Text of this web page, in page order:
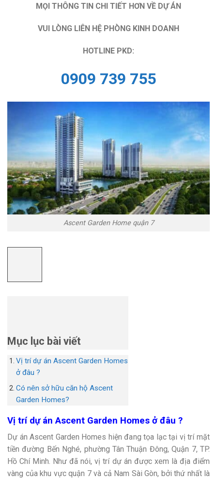
MỌI THÔNG TIN CHI TIẾT HƠN VỀ DỰ ÁN
VUI LÒNG LIÊN HỆ PHÒNG KINH DOANH
HOTLINE PKD:
0909 739 755
Ascent Garden Home quận 7
Mục lục bài viết
Vị trí dự án Ascent Garden Homes
ở đâu ?
Có nên sở hữu căn hộ Ascent
Garden Homes?
Vị trí dự án Ascent Garden Homes ở đâu ?
Dự án Ascent Garden Homes hiện đang tọa lạc tại vị trí mặt
tiền đường Bến Nghé, phường Tân Thuận Đông, Quận 7, TP.
Hồ Chí Minh. Như đã nói, vị trí dự án được xem là địa điểm
vàng của khu vực quận 7 và cả Nam Sài Gòn, bởi thứ nhất là